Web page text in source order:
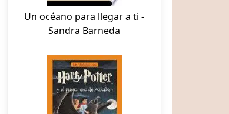
Un océano para llegar a ti -
Sandra Barneda